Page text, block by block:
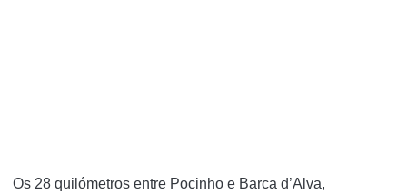
Os 28 quilómetros entre Pocinho e Barca d’Alva,